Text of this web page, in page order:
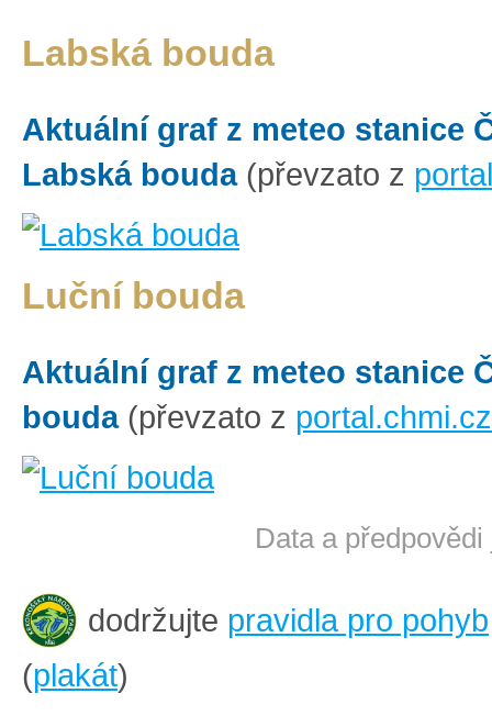
Labská bouda
Aktuální graf z meteo stanice
Labská bouda(převzato z
Luční bouda
Aktuální graf z meteo stanice
bouda(převzato z portal.chmi.cz
Data a
dodržujte pravidla pro pohyb
(plakát)